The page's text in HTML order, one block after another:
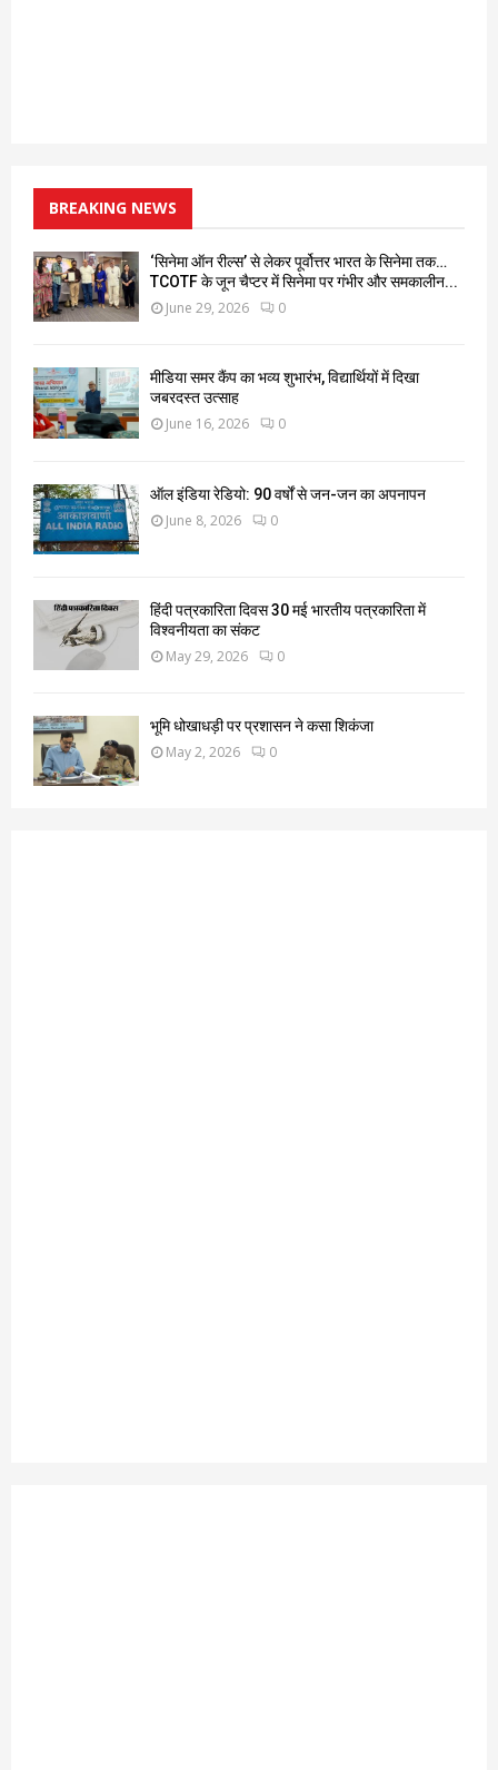
BREAKING NEWS
‘सिनेमा ऑन रील्स’ से लेकर पूर्वोत्तर भारत के सिनेमा तक…
TCOTF के जून चैप्टर में सिनेमा पर गंभीर और समकालीन...
June 29, 2026 0
मीडिया समर कैंप का भव्य शुभारंभ, विद्यार्थियों में दिखा
जबरदस्त उत्साह
June 16, 2026 0
ऑल इंडिया रेडियो: 90 वर्षों से जन-जन का अपनापन
June 8, 2026 0
हिंदी पत्रकारिता दिवस 30 मई भारतीय पत्रकारिता में
विश्वनीयता का संकट
May 29, 2026 0
भूमि धोखाधड़ी पर प्रशासन ने कसा शिकंजा
May 2, 2026 0